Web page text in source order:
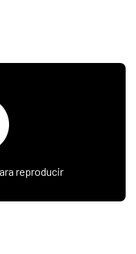
reproducir